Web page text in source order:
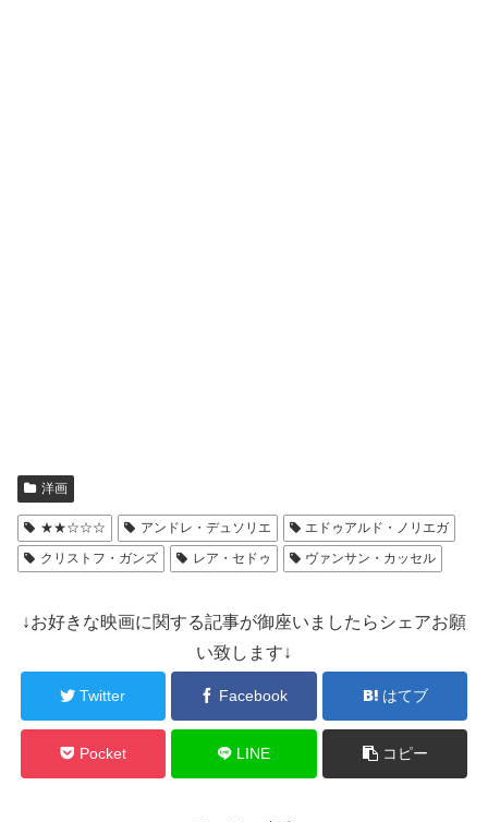
洋画
★★☆☆☆ アンドレ・デュソリエ
エドゥアルド・ノリエガ
クリストフ・ガンズ
レア・セドゥ ヴァンサン・カッセル
↓お好きな映画に関する記事が御座いましたらシェアお願
い致します↓
Twitter Facebook はてブ
Pocket LINE コピー